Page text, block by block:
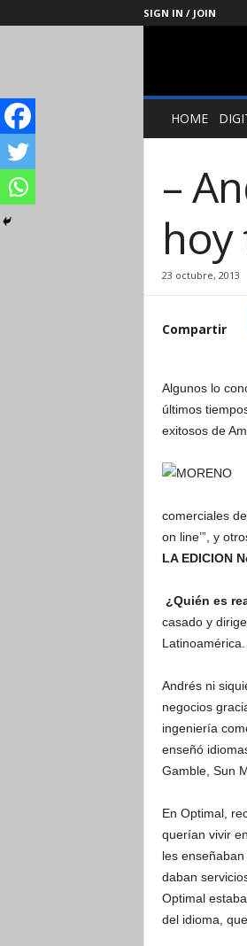
SIGN IN / JOIN
Management
SocietyHOME
–
hoy
23 octubre, 2013
Compartir
Algunos lo
últimos
exitosos de
comerciales
on line’”, y
LA EDICION
¿Quién es
casado y
Latinoamérica.
Andrés ni
negocios
ingeniería
enseñó
Gamble, Sun
En Optimal,
querían vivir
les
daban
Optimal
del idioma,